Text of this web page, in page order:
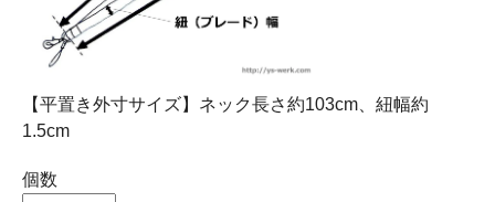
【平置き外寸サイズ】ネック長さ約103cm、紐幅約
1.5cm
個数